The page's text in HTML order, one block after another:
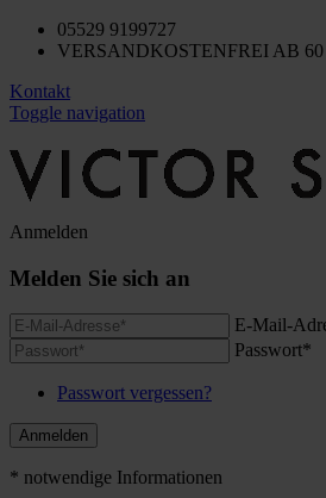
05529 9199727
VERSANDKOSTENFREI AB
Kontakt
Toggle navigation
Anmelden
Melden Sie sich an
E-Mail-
Passwort*
Passwort vergessen?
Anmelden
* notwendige Informationen